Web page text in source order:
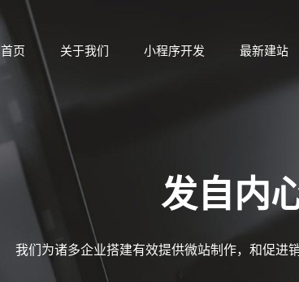
首页 关于我们 小程序开发 最新建站
发自内
我们为诸多企业搭建有效提供微站制作，和促进